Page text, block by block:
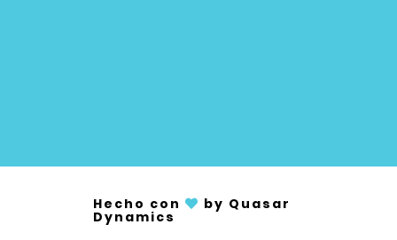
Hecho con by Quasar
Dynamics